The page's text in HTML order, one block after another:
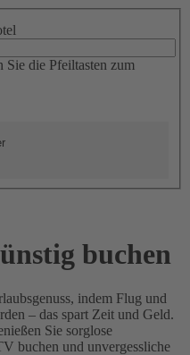
die Pfeiltasten zum
buchen
indem Flug und
– das spart Zeit und Geld.
Sie sorglose
buchen und unvergessliche